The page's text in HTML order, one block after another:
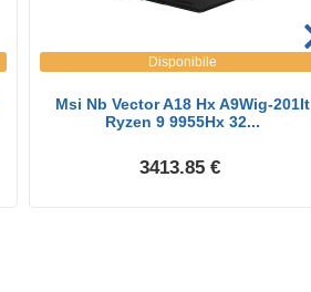
Disponibile
Msi Nb Vector A18 Hx A9Wig-201It
Ryzen 9 9955Hx 32...
3413.85 €